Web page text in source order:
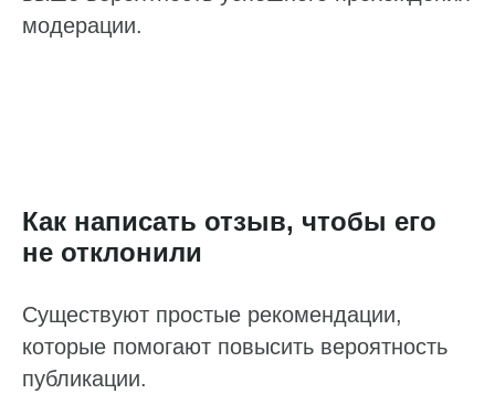
модерации.
Как написать отзыв, чтобы его
не отклонили
Существуют простые рекомендации,
которые помогают повысить вероятность
публикации.